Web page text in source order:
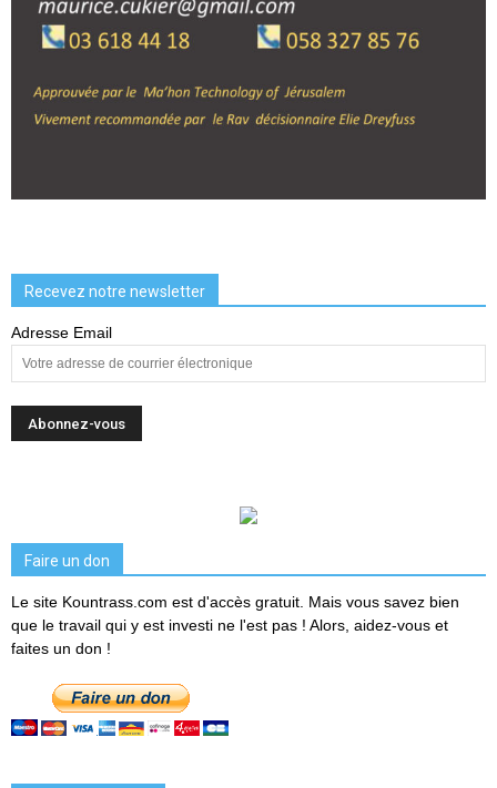
Recevez notre newsletter
Adresse Email
Faire un don
Le site Kountrass.com est d'accès gratuit. Mais vous savez bien
que le travail qui y est investi ne l'est pas ! Alors, aidez-vous et
faites un don !